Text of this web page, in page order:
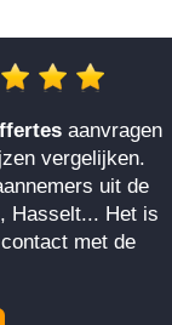
aanvragen
vergelijken.
uit de
Hasselt... Het is
met de